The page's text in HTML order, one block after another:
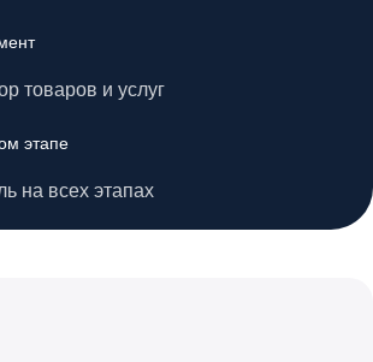
товаров и услуг
этапе
на всех этапах